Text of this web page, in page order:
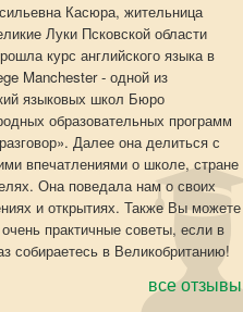
Касюра, жительница
Луки Псковской области
курс английского языка в
Manchester - одной из
языковых школ Бюро
образовательных программ
Далее она делиться с
впечатлениями о школе, стране
Она поведала нам о своих
и открытиях. Также Вы можете
практичные советы, если в
собираетесь в Великобританию!
все отзывы